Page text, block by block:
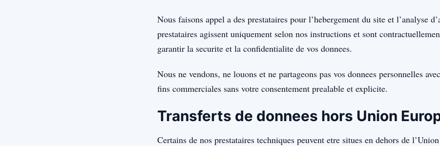
Nous faisons appel a des prestataires pour l’hebergement du site et l’analyse
prestataires agissent uniquement selon nos instructions et sont
garantir la securite et la confidentialite de vos donnees.
Nous ne vendons, ne louons et ne partageons pas vos donnees personnelles
fins commerciales sans votre consentement prealable et explicite.
Transferts de donnees hors Union
Certains de nos prestataires techniques peuvent etre situes en dehors de